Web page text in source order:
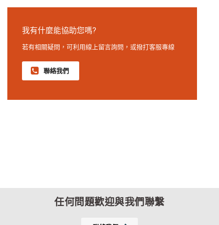
我有什麼能協助您嗎?
若有相關疑問，可利用線上留言詢問，或撥打客服專線
聯絡我們
任何問題歡迎與我們聯繫